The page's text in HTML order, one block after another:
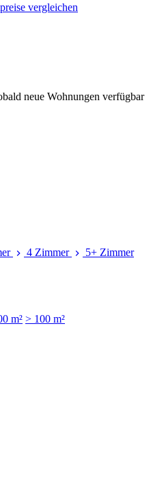
vergleichen
neue Wohnungen verfügbar
4 Zimmer 5+ Zimmer
m² > 100 m²